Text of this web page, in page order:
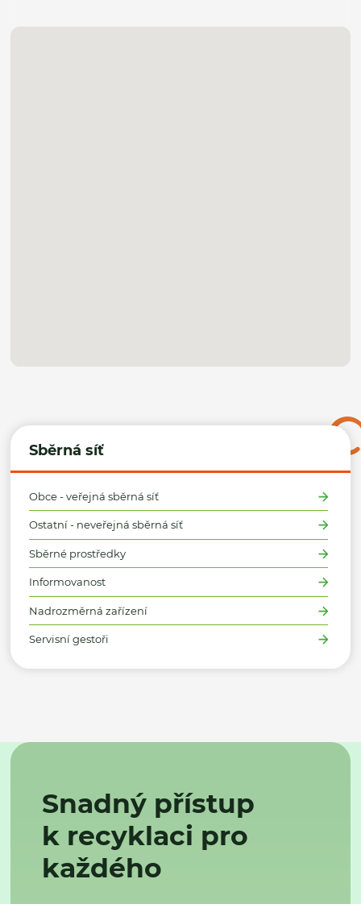
Sběrná síť
Obce - veřejná sběrná síť
Ostatní - neveřejná sběrná síť
Sběrné prostředky
Informovanost
Nadrozměrná zařízení
Servisní gestoři
Snadný přístup
k recyklaci pro
každého